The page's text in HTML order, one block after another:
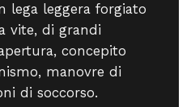
lega leggera forgiato
vite, di grandi
concepito
manovre di
di soccorso.